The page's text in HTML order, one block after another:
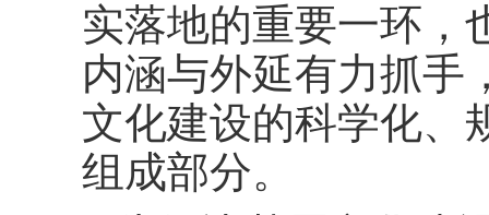
实落地的重要一环，
内涵与外延有力抓手
文化建设的科学化、
组成部分。